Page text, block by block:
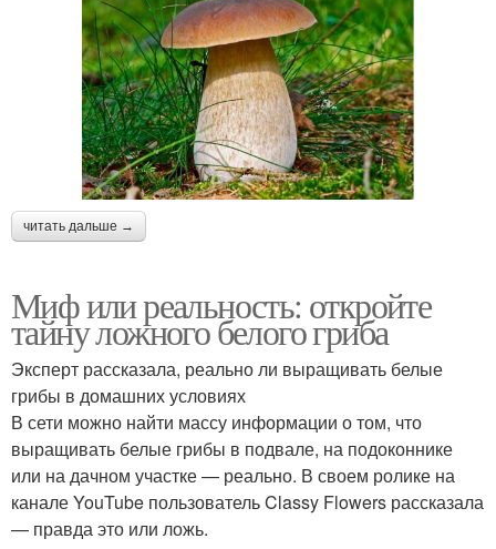
читать дальше →
Миф или реальность: откройте
тайну ложного белого гриба
Эксперт рассказала, реально ли выращивать белые
грибы в домашних условиях
В сети можно найти массу информации о том, что
выращивать белые грибы в подвале, на подоконнике
или на дачном участке — реально. В своем ролике на
канале YouTube пользователь Classy Flowers рассказала
— правда это или ложь.